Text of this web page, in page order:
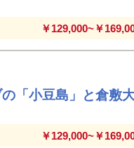
￥129,000~￥
「小豆島」と倉敷
￥129,000~￥